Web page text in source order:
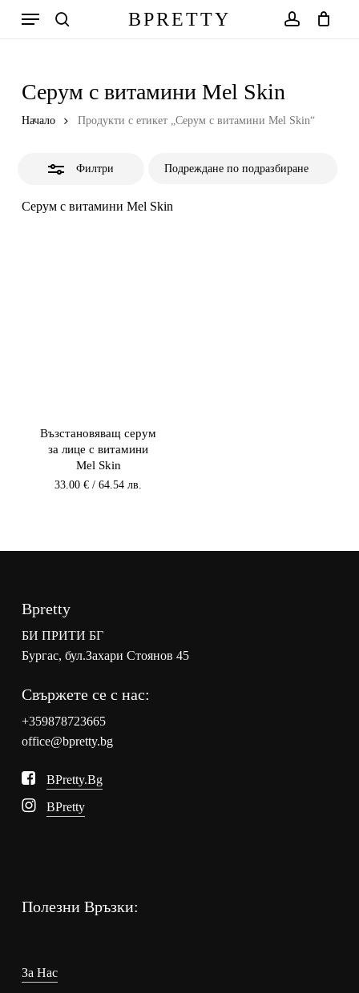
BPRETTY
Меню
Серум с витамини Mel Skin
Начало Продукти с етикет „Серум с витамини Mel Skin“
Филтри
Серум с витамини Mel Skin
Възстановяващ серум
за лице с витамини
Mel Skin
33.00€ / 64.54 лв.
Bpretty
БИ ПРИТИ БГ
Бургас, бул.Захари Стоянов 45
Свържете се с нас:
+359878723665
office@bpretty.bg
BPretty.bg
BPretty
Полезни Връзки:
За Нас